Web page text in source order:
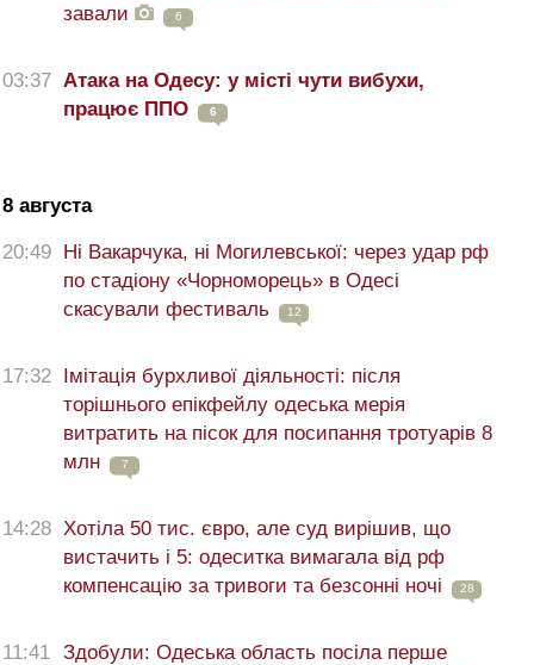
завали
6
03:37 Атака на Одесу: у місті чути вибухи,
працює ППО
6
8 августа
20:49 Ні Вакарчука, ні Могилевської: через удар рф
по стадіону «Чорноморець» в Одесі
скасували фестиваль
12
17:32 Імітація бурхливої діяльності: після
торішнього епікфейлу одеська мерія
витратить на пісок для посипання тротуарів 8
млн
7
14:28 Хотіла 50 тис. євро, але суд вирішив, що
вистачить і 5: одеситка вимагала від рф
компенсацію за тривоги та безсонні ночі
28
11:41
Здобули: Одеська область посіла перше